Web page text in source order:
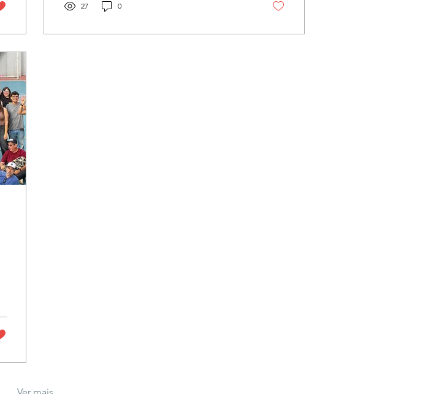
(sábado), às 20h em primeira chamada, e às
quórum presente. 📅 Data: 08 de novembro de
27 0
Ver mais